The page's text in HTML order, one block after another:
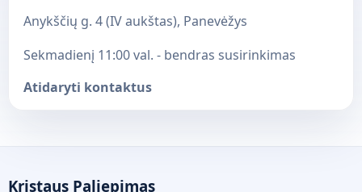
Anykščių g. 4 (IV aukštas), Panevėžys
Sekmadienį 11:00 val. - bendras susirinkimas
Atidaryti kontaktus
Kristaus Paliepimas